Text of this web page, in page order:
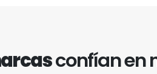
confían en